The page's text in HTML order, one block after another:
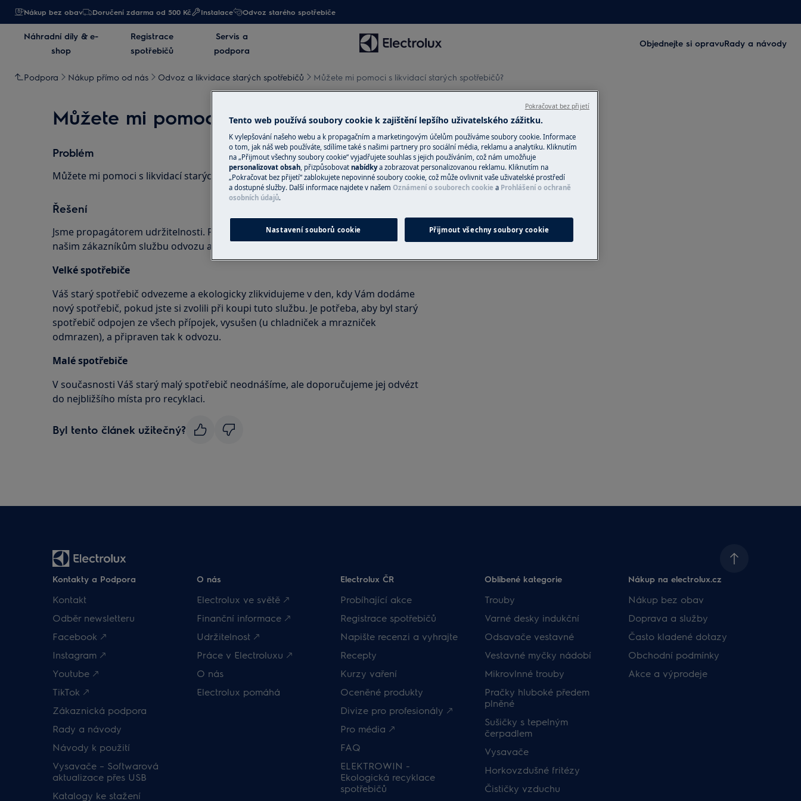
Nákup bez obav Doručení zdarma od 500 Kč Instalace Odvoz starého spotřebiče
Náhradní díly & e-
shop
Registrace
spotřebičů
Servis a
podpora
Objednejte si opravuRady a návody
Podpora Nákup přímo od nás Odvoz a likvidace starých spotřebičů Můžete mi pomoci s likvidací starých spotřebičů?
Můžete mi pomoci s likvidací starých spotřebičů?
Problém
Můžete mi pomoci s likvidací starých spotřebičů?
Řešení
Jsme propagátorem udržitelnosti. Proto při nákupu nového spotřebiče nabízíme
našim zákazníkům službu odvozu a následné recyklace starého spotřebiče.
Velké spotřebiče
Váš starý spotřebič odvezeme a ekologicky zlikvidujeme v den, kdy Vám dodáme
nový spotřebič, pokud jste si zvolili při koupi tuto službu. Je potřeba, aby byl starý
spotřebič odpojen ze všech přípojek, vysušen (u chladniček a mrazniček
odmrazen), a připraven tak k odvozu.
Malé spotřebiče
V současnosti Váš starý malý spotřebič neodnášíme, ale doporučujeme jej odvézt
do nejbližšího místa pro recyklaci.
Byl tento článek užitečný?
Kontakty a Podpora
Kontakt
Odběr newsletteru
Facebook 🡕
Instagram 🡕
Youtube 🡕
TikTok 🡕
Zákaznická podpora
Rady a návody
Návody k použití
Vysavače – Softwarová
aktualizace přes USB
Katalogy ke stažení
O nás
Electrolux ve světě 🡕
Finanční informace 🡕
Udržitelnost 🡕
Práce v Electroluxu 🡕
O nás
Electrolux pomáhá
Electrolux ČR
Probíhající akce
Registrace spotřebičů
Napište recenzi a vyhrajte
Recepty
Kurzy vaření
Oceněné produkty
Divize pro profesionály 🡕
Pro média 🡕
FAQ
ELEKTROWIN -
Ekologická recyklace
spotřebičů
Oblíbené kategorie
Trouby
Varné desky indukční
Odsavače vestavné
Vestavné myčky nádobí
Mikrovlnné trouby
Pračky hluboké předem
plněné
Sušičky s tepelným
čerpadlem
Vysavače
Horkovzdušné fritézy
Čističky vzduchu
Nákup na electrolux.cz
Nákup bez obav
Doprava a služby
Často kladené dotazy
Obchodní podmínky
Akce a výprodeje
Tento web používá soubory cookie k zajištění lepšího uživatelského zážitku.
K vylepšování našeho webu a k propagačním a marketingovým účelům používáme soubory cookie. Informace
o tom, jak náš web používáte, sdílíme také s našimi partnery pro sociální média, reklamu a analytiku. Kliknutím
na „Přijmout všechny soubory cookie“ vyjadřujete souhlas s jejich používáním, což nám umožňuje
personalizovat obsah , přizpůsobovat nabídkya zobrazovat personalizovanou reklamu. Kliknutím na
„Pokračovat bez přijetí“ zablokujete nepovinné soubory cookie, což může ovlivnit vaše uživatelské prostředí
a dostupné služby. Další informace najdete v našem Oznámení o souborech cookie a Prohlášení o ochraně
osobních údajů.
Nastavení souborů cookie Přijmout všechny soubory cookie
Pokračovat bez přijetí